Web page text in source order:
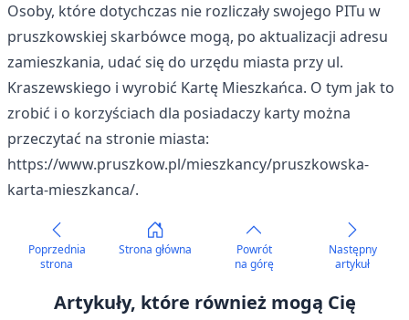
Osoby, które dotychczas nie rozliczały swojego PITu w
pruszkowskiej skarbówce mogą, po aktualizacji adresu
zamieszkania, udać się do urzędu miasta przy ul.
Kraszewskiego i wyrobić Kartę Mieszkańca. O tym jak to
zrobić i o korzyściach dla posiadaczy karty można
przeczytać na stronie miasta:
https://www.pruszkow.pl/mieszkancy/pruszkowska-
karta-mieszkanca/.
Poprzednia
strona
Strona główna
Powrót
na górę
Następny
artykuł
Artykuły, które również mogą Cię